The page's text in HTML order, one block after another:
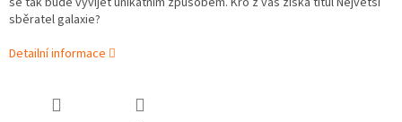
sběratel galaxie?
Detailní informace